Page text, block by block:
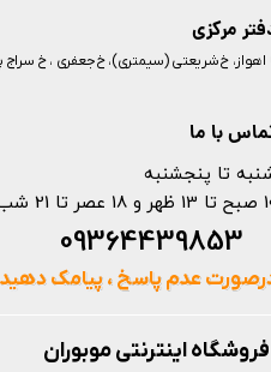
فروشگاه اینترنتی موبوران
مرکزی
با ما
اهواز، خ شریعتی (سیمتری)، خ جعفری ، خ سراج
تا پنجشنبه
تا 21 شب
عدم پاسخ ، پیامک